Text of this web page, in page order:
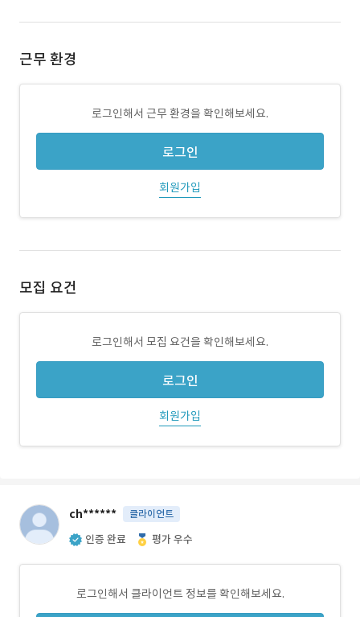
근무 환경
로그인해서 근무 환경을 확인해보세요.
로그인
회원가입
모집 요건
로그인해서 모집 요건을 확인해보세요.
로그인
회원가입
ch****** 클라이언트
인증 완료 평가 우수
로그인해서 클라이언트 정보를 확인해보세요.